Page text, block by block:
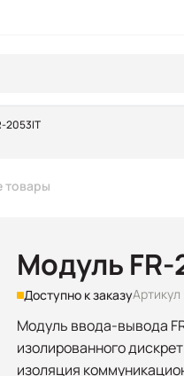
2053IT
товары
Модуль
Доступно к заказу
Модуль ввода-вывода
изолированного
изоляция